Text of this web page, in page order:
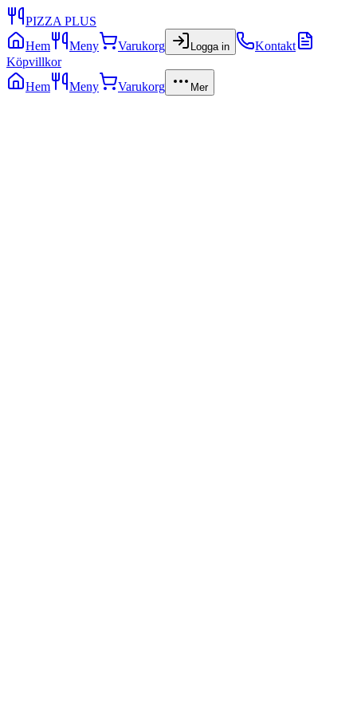
PIZZA PLUS
Hem
Meny Varukorg Logga in
Kontakt
Köpvillkor
Hem
Meny Varukorg Mer